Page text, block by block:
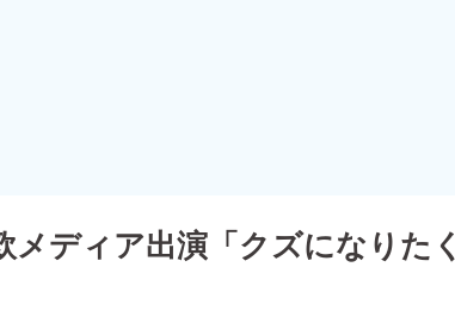
ディア出演「クズになりたく